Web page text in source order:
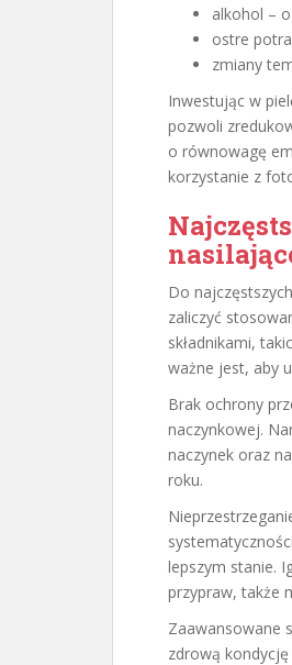
alkohol –
ostre
zmiany
Inwestując w
pozwoli
o równowagę
korzystanie z
Do
zaliczyć
składnikami,
ważne jest, aby
Brak ochrony
naczynkowej.
naczynek oraz
roku.
lepszym stanie.
przypraw, także
Zaawansowane
zdrową